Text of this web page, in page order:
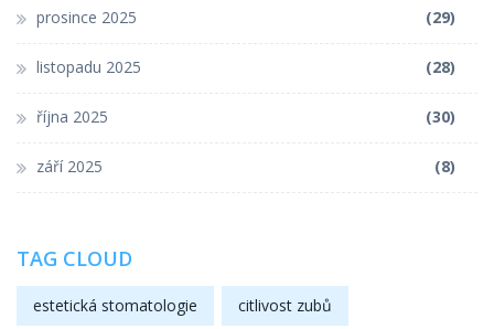
prosince 2025 (29)
listopadu 2025 (28)
října 2025 (30)
září 2025 (8)
TAG CLOUD
estetická stomatologie citlivost zubů